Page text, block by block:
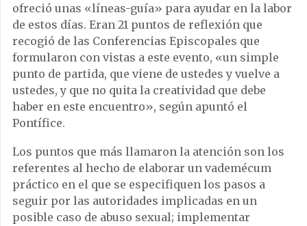
ofreció unas «líneas-guía» para ayudar en la labor
de estos días. Eran 21 puntos de reflexión que
recogió de las Conferencias Episcopales que
formularon con vistas a este evento, «un simple
punto de partida, que viene de ustedes y vuelve a
ustedes, y que no quita la creatividad que debe
haber en este encuentro», según apuntó el
Pontífice.
Los puntos que más llamaron la atención son los
referentes al hecho de elaborar un vademécum
práctico en el que se especifiquen los pasos a
seguir por las autoridades implicadas en un
posible caso de abuso sexual; implementar